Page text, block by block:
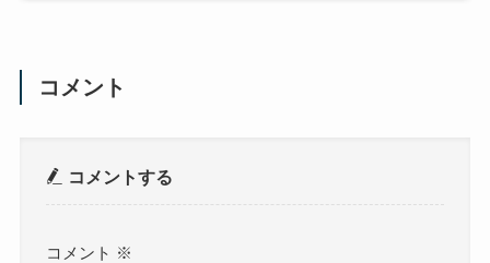
コメント
コメントする
コメント ※